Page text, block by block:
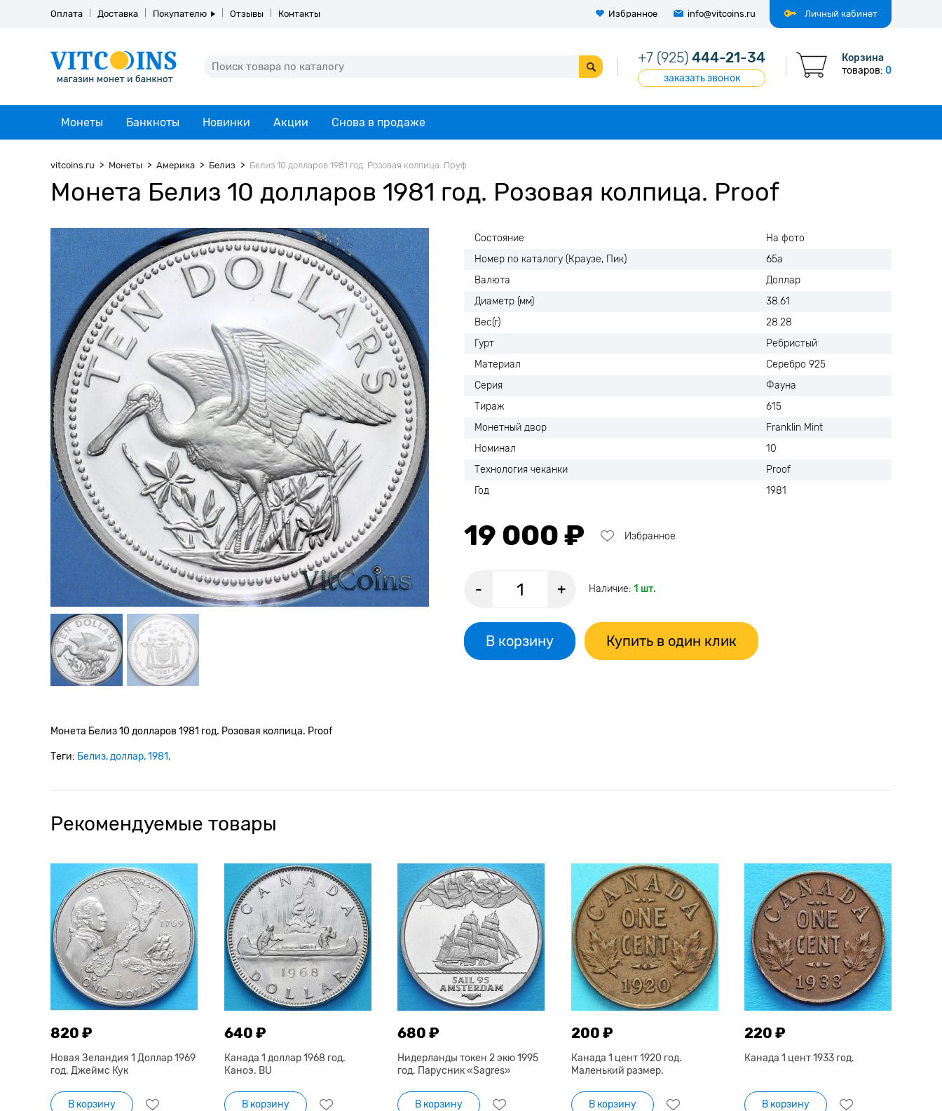
Личный кабинет
Оплата Доставка Покупателю Отзывы Контакты Избранное info@vitcoins.ru
+7 (925) 444-21-34
заказать звонок
Корзина
товаров: 0
Монеты Банкноты Новинки Акции Снова в продаже
vitcoins.ru Монеты Америка Белиз Белиз 10 долларов 1981 год. Розовая колпица. Пруф
Монета Белиз 10 долларов 1981 год. Розовая колпица. Proof
Состояние
На фото
Номер по каталогу (Краузе, Пик)
65а
Валюта
Доллар
Диаметр (мм)
38.61
Вес(г)
28.28
Гурт
Ребристый
Материал
Серебро 925
Серия
Фауна
Тираж
615
Монетный двор
Franklin Mint
Номинал
10
Технология чеканки
Proof
Год
1981
19 000 ₽ Избранное
- + Наличие: 1 шт.
В корзину Купить в один клик
Монета Белиз 10 долларов 1981 год. Розовая колпица. Proof
Теги: Белиз доллар 1981
Рекомендуемые товары
820 ₽
Новая Зеландия 1 Доллар 1969
год. Джеймс Кук
В корзину
640 ₽
Канада 1 доллар 1968 год.
Каноэ. BU
В корзину
680 ₽
Нидерланды токен 2 экю 1995
год. Парусник «Sagres»
В корзину
200 ₽
Канада 1 цент 1920 год.
Маленький размер.
В корзину
220 ₽
Канада 1 цент 1933 год.
В корзину